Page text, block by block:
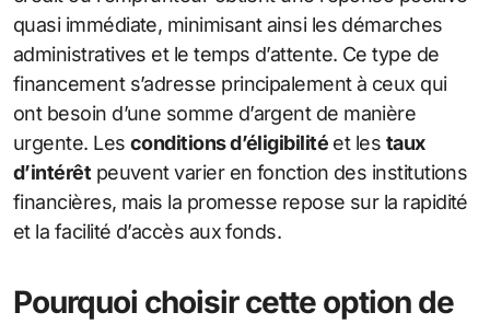
quasi immédiate, minimisant ainsi les démarches
administratives et le temps d’attente. Ce type de
financement s’adresse principalement à ceux qui
ont besoin d’une somme d’argent de manière
urgente. Les conditions d’éligibilité et les taux
d’intérêt peuvent varier en fonction des institutions
financières, mais la promesse repose sur la rapidité
et la facilité d’accès aux fonds.
Pourquoi choisir cette option de